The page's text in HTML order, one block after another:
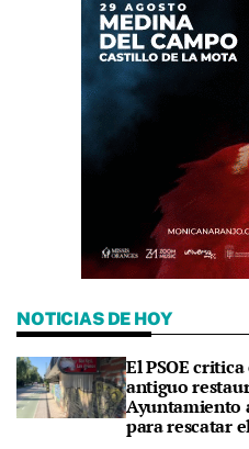
NOTICIAS DE HOY
El PSOE
antiguo
Ayuntamiento
para rescatar